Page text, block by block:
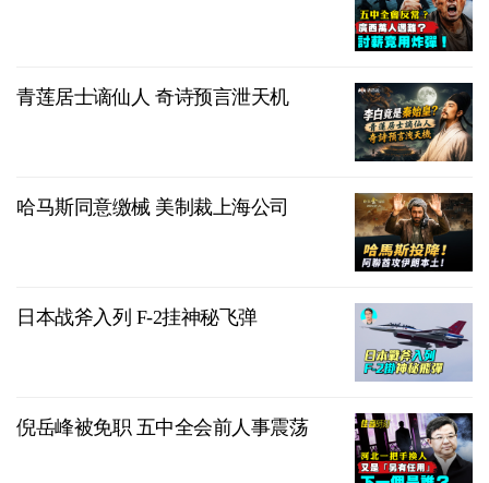
青莲居士谪仙人 奇诗预言泄天机
哈马斯同意缴械 美制裁上海公司
日本战斧入列 F-2挂神秘飞弹
倪岳峰被免职 五中全会前人事震荡